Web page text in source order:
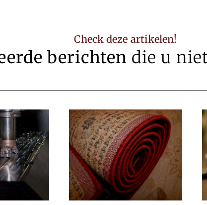
Check deze artikelen!
berichten die u